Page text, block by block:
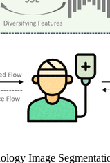
Image